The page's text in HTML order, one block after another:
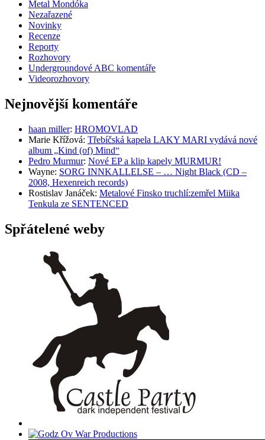
Metal Mondóka
Nezařazené
Novinky
Recenze
Reporty
Rozhovory
Undergroundové ABC komentáře
Videorozhovory
Nejnovější komentáře
haan miller: HROMOVLAD
Marie Křížová: Třebíčská kapela LAKY MARI vydává nové
album „Kind (of) Mind“
Pedro Murmur: Nové EP a klip kapely MURMUR!
Wayne: SORG INNKALLELSE – … Night Black (CD –
2008, Hexenreich records)
Rostislav Janáček: Metalové Finsko truchlí:zemřel Miika
Tenkula ze SENTENCED
Spřátelené weby